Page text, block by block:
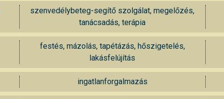
szenvedélybeteg-segítő szolgálat, megelőzés,
tanácsadás, terápia
festés, mázolás, tapétázás, hőszigetelés,
lakásfelújítás
ingatlanforgalmazás